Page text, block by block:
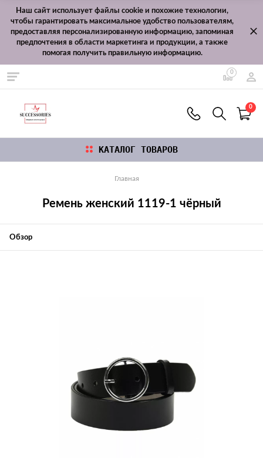
Наш сайт использует файлы cookie и похожие технологии,
чтобы гарантировать максимальное удобство пользователям,
предоставляя персонализированную информацию, запоминая
предпочтения в области маркетинга и продукции, а также
помогая получить правильную информацию.
0
0
КАТАЛОГ ТОВАРОВ
Главная
Ремень женский 1119-1 чёрный
Обзор